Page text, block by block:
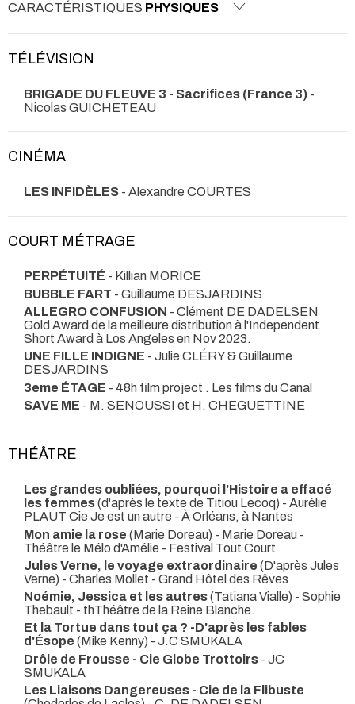
CARACTÉRISTIQUES PHYSIQUES
TÉLÉVISION
BRIGADE DU FLEUVE 3 - Sacrifices (France 3) -
Nicolas GUICHETEAU
CINÉMA
LES INFIDÈLES - Alexandre COURTES
COURT MÉTRAGE
PERPÉTUITÉ - Killian MORICE
BUBBLE FART - Guillaume DESJARDINS
ALLEGRO CONFUSION - Clément DE DADELSEN
Gold Award de la meilleure distribution à l'Independent
Short Award à Los Angeles en Nov 2023.
UNE FILLE INDIGNE - Julie CLÉRY & Guillaume
DESJARDINS
3eme ÉTAGE - 48h film project . Les films du Canal
SAVE ME - M. SENOUSSI et H. CHEGUETTINE
THÉÂTRE
Les grandes oubliées, pourquoi l'Histoire a effacé
les femmes(d'après le texte de Titiou Lecoq) - Aurélie
PLAUT Cie Je est un autre - À Orléans, à Nantes
Mon amie la rose (Marie Doreau) - Marie Doreau -
Théâtre le Mélo d'Amélie - Festival Tout Court
Jules Verne, le voyage extraordinaire (D'après Jules
Verne) - Charles Mollet - Grand Hôtel des Rêves
Noémie, Jessica et les autres(Tatiana Vialle) - Sophie
Thebault - thThéâtre de la Reine Blanche.
Et la Tortue dans tout ça ? -D'après les fables
d'Ésope (Mike Kenny) - J.C SMUKALA
Drôle de Frousse - Cie Globe Trottoirs - JC
SMUKALA
Les Liaisons Dangereuses - Cie de la Flibuste